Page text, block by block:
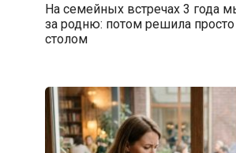
На семейных встречах 3 года
за родню: потом решила просто
столом